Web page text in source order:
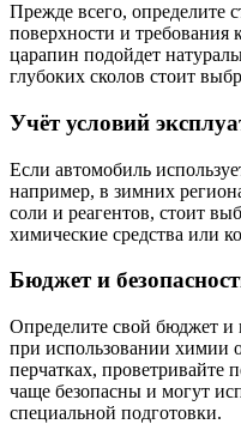
Прежде всего, определите
поверхности и
царапин подойдет
глубоких сколов стоит
Учёт условий
Если автомобиль
например, в зимних
соли и реагентов, стоит
химические средства или
Бюджет и
Определите свой бюджет и
при использовании химии
перчатках, проветривайте
чаще безопасны и могут
специальной подготовки.